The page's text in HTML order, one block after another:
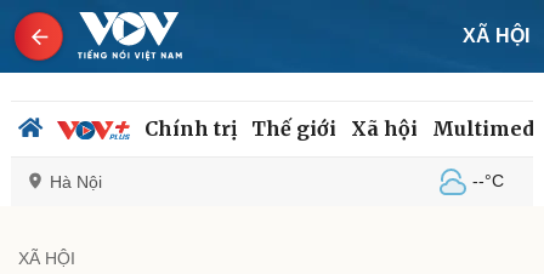
XÃ HỘI
Chính trị Thế giới Xã hội
Hà Nội --°C
XÃ HỘI